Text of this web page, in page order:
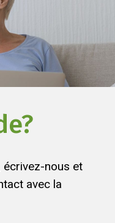
écrivez-nous et
avec la